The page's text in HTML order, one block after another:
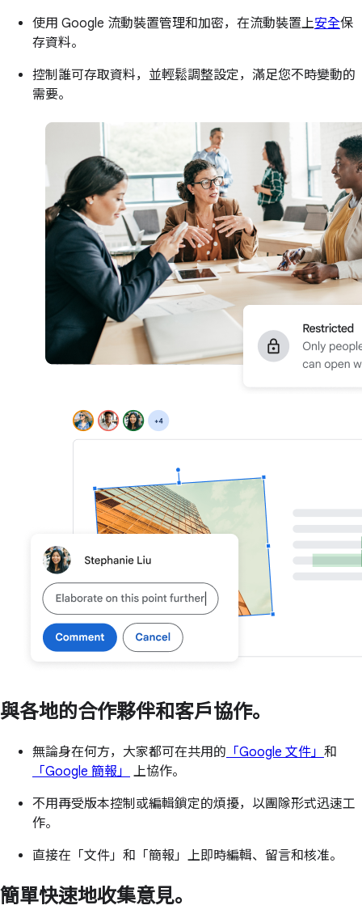
使用 Google 流動裝置管理和加密，在流動裝置上安全保
存資料。
控制誰可存取資料，並輕鬆調整設定，滿足您不時變動的
需要。
與各地的合作夥伴和客戶協作。
無論身在何方，大家都可在共用的 「Google 文件」 和
「Google 簡報」
上協作。
不用再受版本控制或編輯鎖定的煩擾，以團隊形式迅速工
作。
直接在「文件」和「簡報」上即時編輯、留言和核准。
簡單快速地收集意見。